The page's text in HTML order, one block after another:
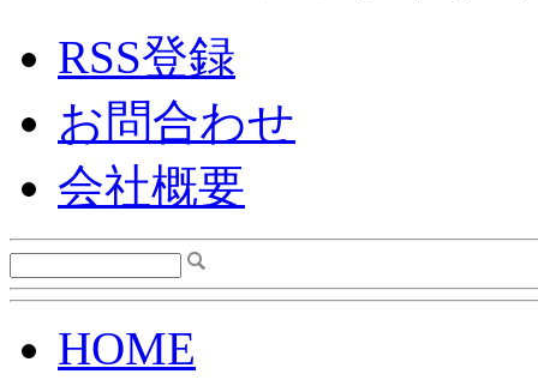
RSS登録
お問合わせ
会社概要
HOME